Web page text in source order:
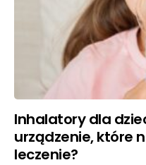
Inhalatory dla
urządzenie, które
leczenie?